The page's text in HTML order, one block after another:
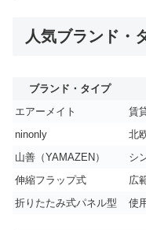
人気ブランド・
ブランド・タイプ
エアーメイト
賃
ninonly
北
山善（YAMAZEN）
シ
伸縮フラップ式
広
折りたたみ式パネル型
使